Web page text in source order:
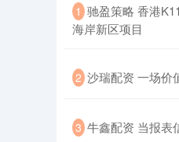
1 驰盈策略 香港
海岸新区项目
2 沙瑞配资 一场价
3 牛鑫配资 当报表